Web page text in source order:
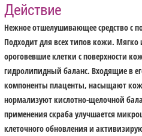
Действие
Нежное отшелушивающее средство с
Подходит для всех типов кожи. Мягко
ороговевшие клетки с поверхности
гидролипидный баланс. Входящие в
компоненты плаценты, насыщают
нормализуют кислотно-щелочной
применения скраба улучшается
клеточного обновления и